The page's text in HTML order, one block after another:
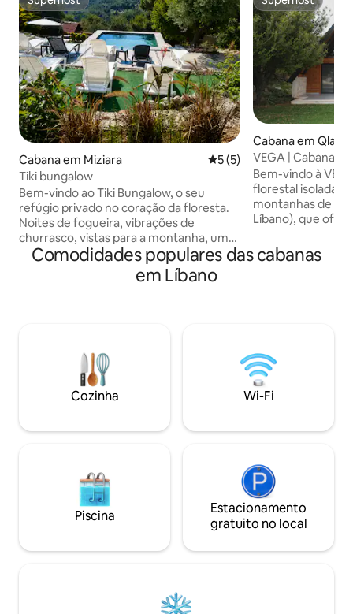
Superhost
Cabana em Miziara Classificação média de 5
5 (5)
Tiki bungalow
Bem-vindo ao Tiki Bungalow, o seu
refúgio privado no coração da floresta.
Noites de fogueira, vibrações de
churrasco, vistas para a montanha, uma
piscina refrescante e total privacidade –
tudo o que precisa está à sua espera no
– o local perfeito para relaxar, apreciar as
vistas e aproveitar ao máximo a sua
escapadela. As reservas de PISCINA
PRIVADA estão disponíveis a um PREÇO
Superhost
Cabana em
VEGA | Cabana
vistas
Bem-vindo à
florestal isolada
montanhas de
Líbano), que
manhãs lentas e
tem uma cozinha
ar condicionado,
Smart TV e
tanto para
Comodidades populares das cabanas
em Líbano
Cozinha Wi-Fi
Piscina
Estacionamento
gratuito no local